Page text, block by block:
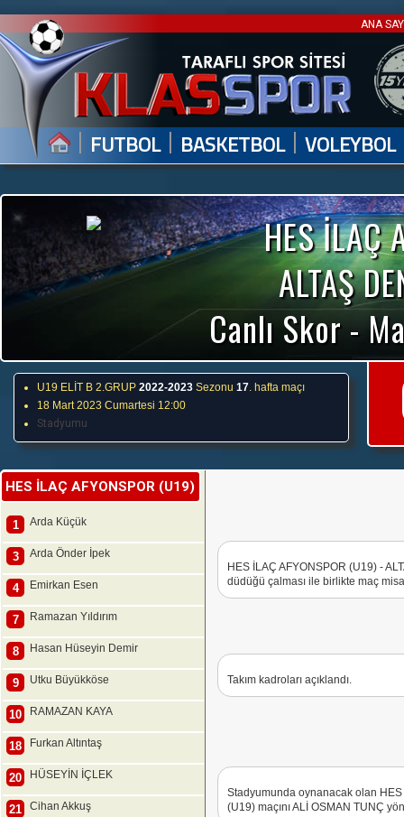
ANA
| FUTBOL | BASKETBOL | VOLEYBOL
HES İLAÇ
ALTAŞ
Canlı Skor -
U19 ELİT B 2.GRUP 2022-2023 Sezonu 17. hafta maçı
18 Mart 2023 Cumartesi 12:00
Stadyumu
HES İLAÇ AFYONSPOR (U19)
1 Arda Küçük
3 Arda Önder İpek
4 Emirkan Esen
7 Ramazan Yıldırım
8 Hasan Hüseyin Demir
9 Utku Büyükköse
10 RAMAZAN KAYA
18 Furkan Altıntaş
20 HÜSEYİN İÇLEK
21 Cihan Akkuş
HES İLAÇ AFYONSPOR (U19) -
düdüğü çalması ile birlikte maç
Takım kadroları açıklandı.
Stadyumunda oynanacak olan HES
(U19) maçını ALİ OSMAN TUNÇ